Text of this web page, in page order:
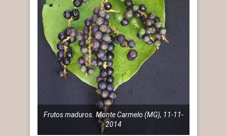
Frutos maduros. Monte Carmelo (MG), 11-11-
2014